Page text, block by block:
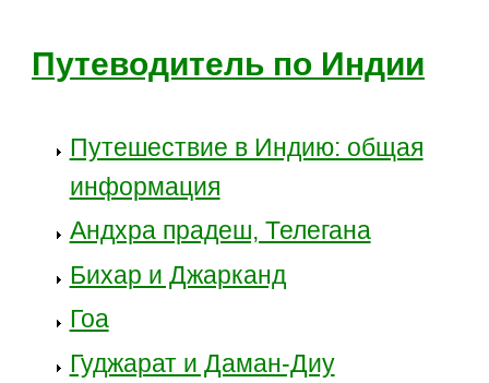
Путеводитель по Индии
Путешествие в Индию: общая
информация
Андхра прадеш, Телегана
Бихар и Джарканд
Гоа
Гуджарат и Даман-Диу